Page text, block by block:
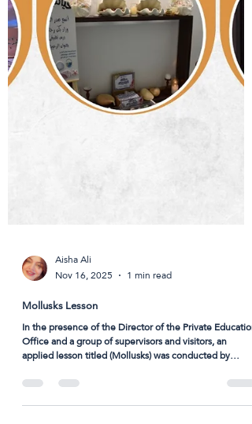
Nov 16, 2025
Mollusks Lesson
In the presence of the Director of the Private Education
applied lesson titled (Mollusks) was conducted by
teacher Abrar Omar Amin for Grade 10 students.